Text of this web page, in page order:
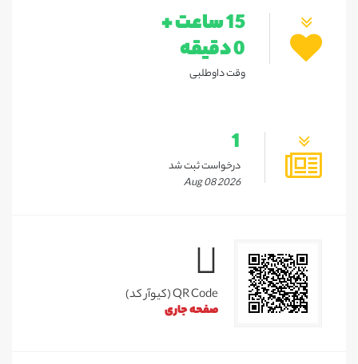
15 ساعت +
0 دقیقه
وقت داوطلبی
1
درخواست ثبت شد
Aug 08 2026
QR Code (کیوآر کد)
صفحه جاری